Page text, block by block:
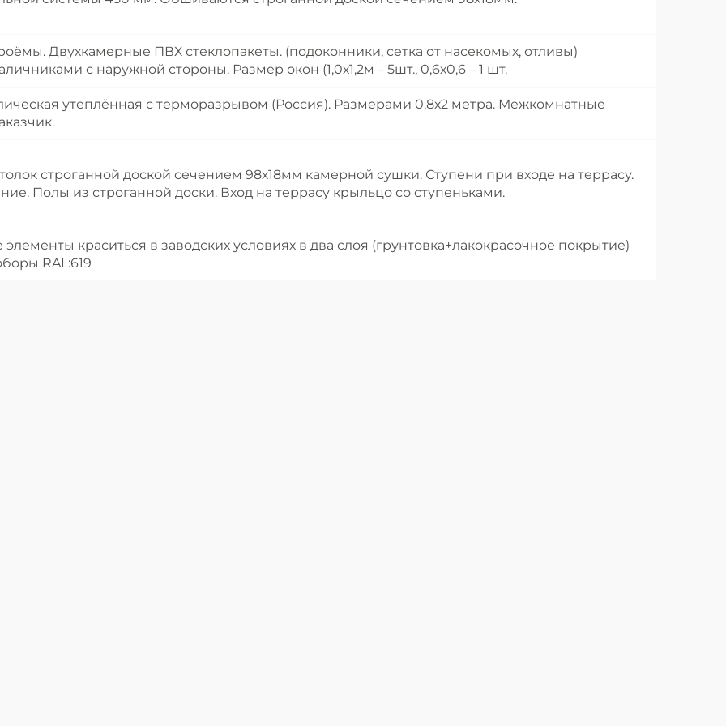
Двухкамерные ПВХ стеклопакеты. (подоконники, сетка от насекомых, отливы)
с наружной стороны. Размер окон (1,0х1,2м – 5шт., 0,6х0,6 – 1 шт.
утеплённая с терморазрывом (Россия). Размерами 0,8х2 метра. Межкомнатные
строганной доской сечением 98х18мм камерной сушки. Ступени при входе на террасу.
Полы из строганной доски. Вход на террасу крыльцо со ступеньками.
краситься в заводских условиях в два слоя (грунтовка+лакокрасочное покрытие)
RAL:619